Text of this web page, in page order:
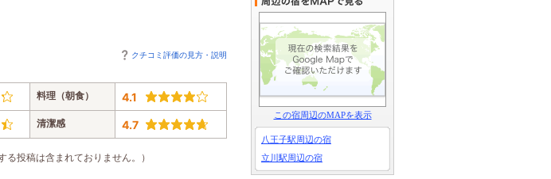
クチコミ評価の見方・説明
料理（朝食） 4.1
清潔感 4.7
投稿は含まれておりません。）
この宿周辺のMAPを表示
八王子駅周辺の宿
立川駅周辺の宿